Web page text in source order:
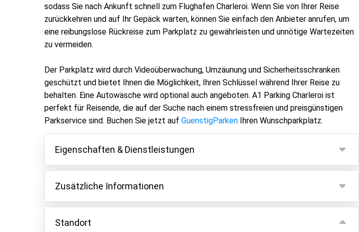
sodass Sie nach Ankunft schnell zum Flughafen Charleroi. Wenn Sie von Ihrer Reise
zurückkehren und auf Ihr Gepäck warten, können Sie einfach den Anbieter anrufen, um
eine reibungslose Rückreise zum Parkplatz zu gewährleisten und unnötige Wartezeiten
zu vermeiden.
Der Parkplatz wird durch Videoüberwachung, Umzäunung und Sicherheitsschranken
geschützt und bietet Ihnen die Möglichkeit, Ihren Schlüssel während Ihrer Reise zu
behalten. Eine Autowäsche wird optional auch angeboten. A1 Parking Charleroi ist
perfekt für Reisende, die auf der Suche nach einem stressfreien und preisgünstigen
Parkservice sind. Buchen Sie jetzt auf GuenstigParken Ihren Wunschparkplatz.
Eigenschaften & Dienstleistungen
Eigenschaften
Parken innen
Fahrzeugschlüssel behalten
Videoüberwachung
Zusätzliche Informationen
Aufgrund der neuen Flughafenbestimmungen wird eine Gebühr von 5 € pro
Buchung erhoben.
Standort